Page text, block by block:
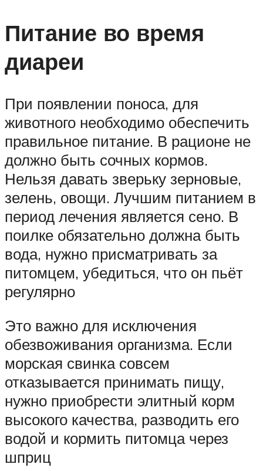
Питание во время
диареи
При появлении поноса, для
животного необходимо обеспечить
правильное питание. В рационе не
должно быть сочных кормов.
Нельзя давать зверьку зерновые,
зелень, овощи. Лучшим питанием в
период лечения является сено. В
поилке обязательно должна быть
вода, нужно присматривать за
питомцем, убедиться, что он пьёт
регулярно
Это важно для исключения
обезвоживания организма. Если
морская свинка совсем
отказывается принимать пищу,
нужно приобрести элитный корм
высокого качества, разводить его
водой и кормить питомца через
шприц